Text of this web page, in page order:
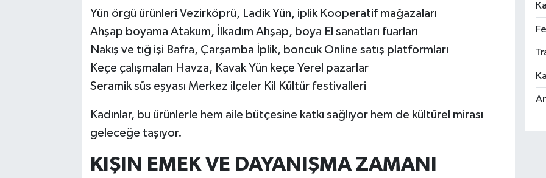
Yün örgü ürünleri Vezirköprü, Ladik Yün, iplik Kooperatif mağazaları
Ahşap boyama Atakum, İlkadım Ahşap, boya El sanatları fuarları
Nakış ve tığ işi Bafra, Çarşamba İplik, boncuk Online satış platformları
Keçe çalışmaları Havza, Kavak Yün keçe Yerel pazarlar
Seramik süs eşyası Merkez ilçeler Kil Kültür festivalleri
Kadınlar, bu ürünlerle hem aile bütçesine katkı sağlıyor hem de kültürel mirası
geleceğe taşıyor.
KIŞIN EMEK VE DAYANIŞMA ZAMANI